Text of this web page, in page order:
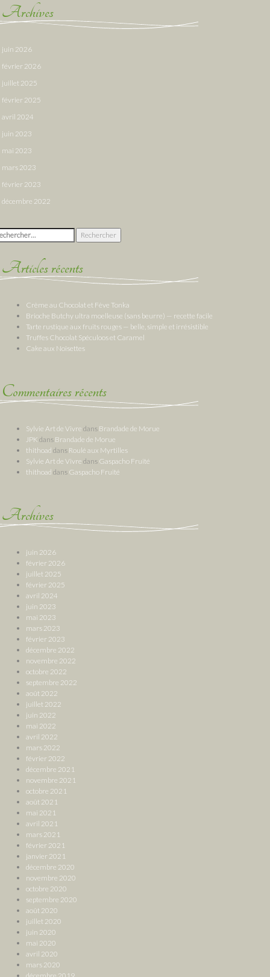
Archives
juin 2026
février 2026
juillet 2025
février 2025
avril 2024
juin 2023
mai 2023
mars 2023
février 2023
décembre 2022
:
Articles récents
Crème au Chocolat et Fève Tonka
Brioche Butchy ultra moelleuse (sans beurre) — recette facile
Tarte rustique aux fruits rouges — belle, simple et irrésistible
Truffes Chocolat Spéculoos et Caramel
Cake aux Noisettes
Commentaires récents
Sylvie Art de Vivre dans Brandade de Morue
JPK dans Brandade de Morue
thithoad dans Roulé aux Myrtilles
Sylvie Art de Vivre dans Gaspacho Fruité
thithoad dans Gaspacho Fruité
Archives
juin 2026
février 2026
juillet 2025
février 2025
avril 2024
juin 2023
mai 2023
mars 2023
février 2023
décembre 2022
novembre 2022
octobre 2022
septembre 2022
août 2022
juillet 2022
juin 2022
mai 2022
avril 2022
mars 2022
février 2022
décembre 2021
novembre 2021
octobre 2021
août 2021
mai 2021
avril 2021
mars 2021
février 2021
janvier 2021
décembre 2020
novembre 2020
octobre 2020
septembre 2020
août 2020
juillet 2020
juin 2020
mai 2020
avril 2020
mars 2020